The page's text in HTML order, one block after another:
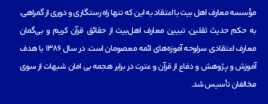
مؤسسه‌ معارف اهل بیت با اعتقاد به این که تنها راه رستگاری و دوری از گمراهی،
به حکم حدیث ثقلین، تبیین معارف اهل‌بیت از حقائق قرآن کریم و بی‌گمان
معارف اعتقادی سرلوحه آموزه‌های ائمه معصومان است، در سال 1386 با هدف
آموزش و پژوهش و دفاع از قرآن و عترت در برابر هجمه بی امان شبهات از سوی
مخالفان تأسیس شد.